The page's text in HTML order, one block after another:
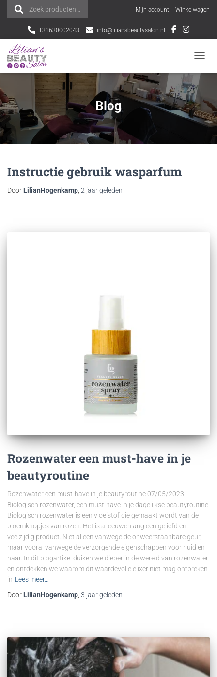
o
n
n
a
Zoek producten… Mijn account Winkelwagen
+31630002043 info@liliansbeautysalon.nl
Blog
Instructie gebruik wasparfum
Door LilianHogenkamp 2 jaargeleden
Rozenwater een must-have in je
beautyroutine
Rozenwater een must-have in je beautyroutine 07/05/2023
Biologisch rozenwater, een must-have in je dagelijkse beautyroutine
Biologisch rozenwater is een vloeistof die gemaakt wordt van de
bloemknopjes van rozen. Het is al eeuwenlang een geliefd en
veelzijdig product. Niet alleen vanwege de onweerstaanbare geur,
maar vooral vanwege de verzorgende eigenschappen voor huid en
haar. In dit blogartikel duiken we dieper in de wereld van rozenwater
en ontdekken we waarom dit waardevolle elixer niet mag ontbreken
in Lees meer…
Door LilianHogenkamp 3 jaargeleden